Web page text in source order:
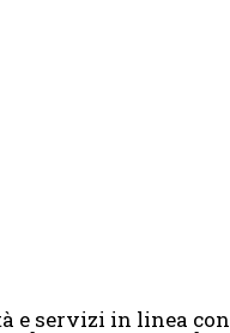
e servizi in linea con